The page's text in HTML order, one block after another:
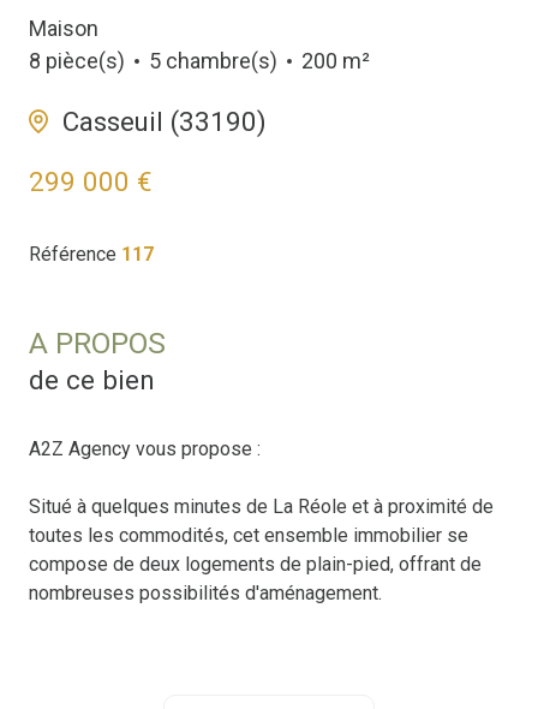
Maison
8 pièce(s)
5 chambre(s) 200 m²
Casseuil (33190)
299 000 €
Référence 117
A PROPOS
de ce bien
A2Z Agency vous propose :
Situé à quelques minutes de La Réole et à proximité de
toutes les commodités, cet ensemble immobilier se
compose de deux logements de plain-pied, offrant de
nombreuses possibilités d'aménagement.